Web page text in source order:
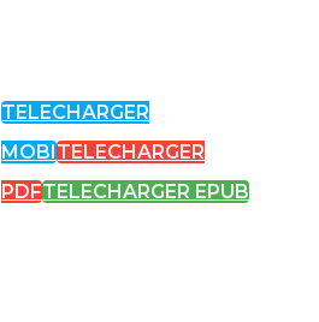
TELECHARGER
MOBITELECHARGER
PDFTELECHARGER EPUB